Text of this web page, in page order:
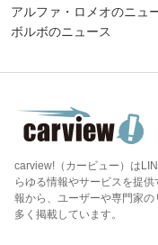
アルファ・ロメオのニュ
ボルボのニュース
carview!（カービュー）は
らゆる情報やサービスを提
報から、ユーザーや専門家
多く掲載しています。